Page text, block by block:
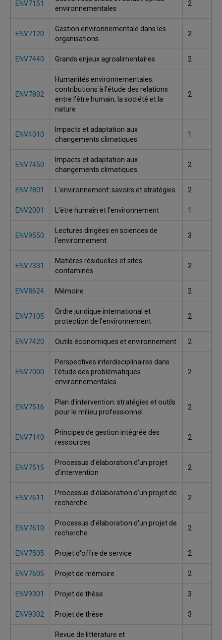
ENV7151
environnementales
2
ENV7120
Gestion environnementale dans les
organisations
2
ENV7440 Grands enjeux agroalimentaires 2
ENV7802
Humanités environnementales:
contributions à l'étude des relations
entre l'être humain, la société et la
nature
2
ENV4010
Impacts et adaptation aux
changements climatiques
1
ENV7450
Impacts et adaptation aux
changements climatiques
2
ENV7801 L'environnement: savoirs et stratégies 2
ENV2001 L'être humain et l'environnement 1
ENV9550
Lectures dirigées en sciences de
l'environnement
3
ENV7331
Matières résiduelles et sites
contaminés
2
ENV8624 Mémoire 2
ENV7105
Ordre juridique international et
protection de l'environnement
2
ENV7420 Outils économiques et environnement 2
ENV7000
Perspectives interdisciplinaires dans
l'étude des problématiques
environnementales
2
ENV7516
Plan d'intervention: stratégies et outils
pour le milieu professionnel
2
ENV7140
Principes de gestion intégrée des
ressources
2
ENV7515
Processus d'élaboration d'un projet
d'intervention
2
ENV7611
Processus d'élaboration d'un projet de
recherche
2
ENV7610
Processus d'élaboration d'un projet de
recherche
2
ENV7505 Projet d'offre de service 2
ENV7605 Projet de mémoire 2
ENV9301 Projet de thèse 3
ENV9302 Projet de thèse 3
Revue de littérature et